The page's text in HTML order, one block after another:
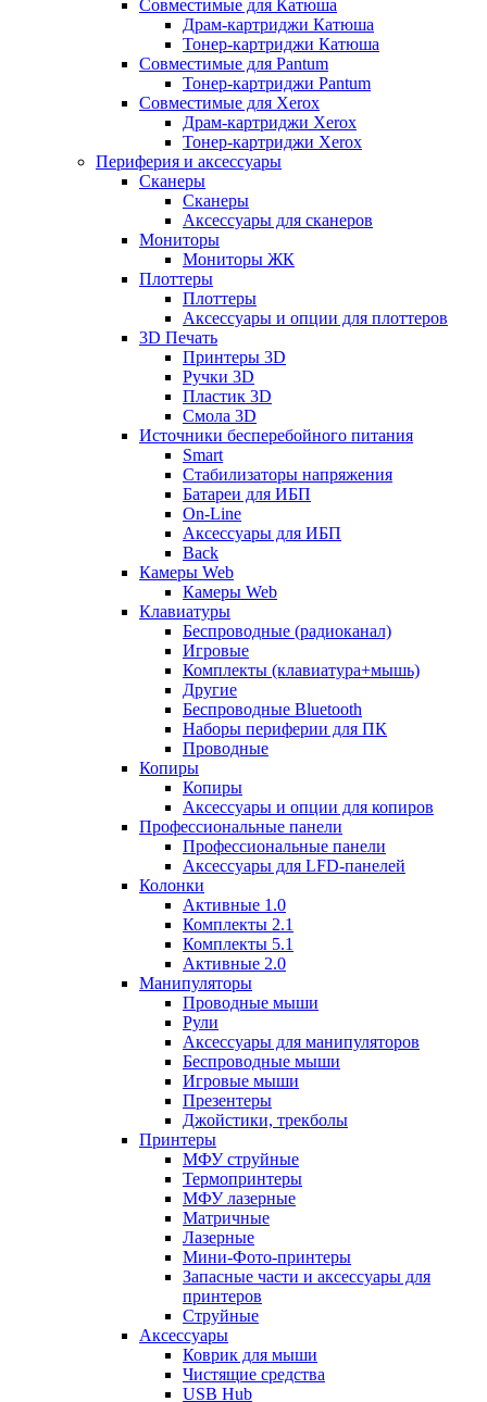
Совместимые для Катюша
Драм-картриджи Катюша
Тонер-картриджи Катюша
Совместимые для Pantum
Тонер-картриджи Pantum
Совместимые для Xerox
Драм-картриджи Xerox
Тонер-картриджи Xerox
Периферия и аксессуары
Сканеры
Сканеры
Аксессуары для сканеров
Мониторы
Мониторы ЖК
Плоттеры
Плоттеры
Аксессуары и опции для плоттеров
3D Печать
Принтеры 3D
Ручки 3D
Пластик 3D
Смола 3D
Источники бесперебойного питания
Smart
Стабилизаторы напряжения
Батареи для ИБП
On-Line
Аксессуары для ИБП
Back
Камеры Web
Камеры Web
Клавиатуры
Беспроводные (радиоканал)
Игровые
Комплекты (клавиатура+мышь)
Другие
Беспроводные Bluetooth
Наборы периферии для ПК
Проводные
Копиры
Копиры
Аксессуары и опции для копиров
Профессиональные панели
Профессиональные панели
Аксессуары для LFD-панелей
Колонки
Активные 1.0
Комплекты 2.1
Комплекты 5.1
Активные 2.0
Манипуляторы
Проводные мыши
Рули
Аксессуары для манипуляторов
Беспроводные мыши
Игровые мыши
Презентеры
Джойстики, трекболы
Принтеры
МФУ струйные
Термопринтеры
МФУ лазерные
Матричные
Лазерные
Мини-Фото-принтеры
Запасные части и аксессуары для
принтеров
Струйные
Аксессуары
Коврик для мыши
Чистящие средства
USB Hub